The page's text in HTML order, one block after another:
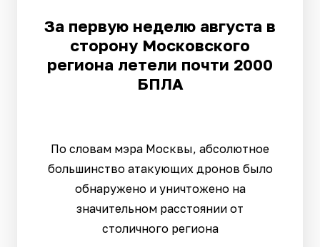
За первую неделю августа в
сторону Московского
региона летели почти 2000
БПЛА
По словам мэра Москвы, абсолютное
большинство атакующих дронов было
обнаружено и уничтожено на
значительном расстоянии от
столичного региона